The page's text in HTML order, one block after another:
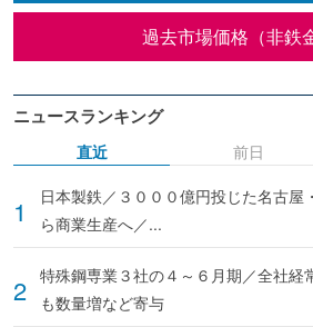
過去市場価格（非鉄
ニュースランキング
直近
日本製鉄／３０００億円投じた名古屋
ら商業生産へ／...
特殊鋼専業３社の４～６月期／全社経
も数量増など寄与
前日